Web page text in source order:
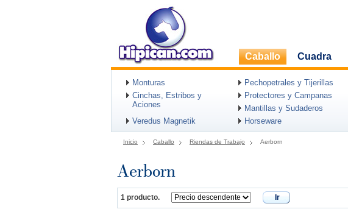
Caballo Cuadra
Monturas Pechopetrales y Tijerillas
Cinchas, Estribos y
Aciones
Protectores y Campanas
Mantillas y Sudaderos
Veredus Magnetik
Horseware
Inicio Caballo Riendas de Trabajo Aerborn
Aerborn
1 producto. Ir